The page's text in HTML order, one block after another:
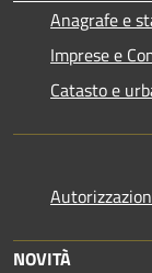
Anagrafe e
Imprese e
Catasto e
NOVITÀ